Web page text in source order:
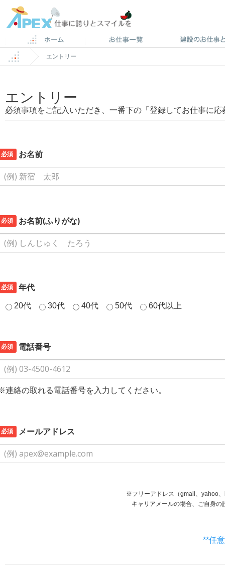
エントリー
エントリー
必須事項をご記入いただき、一番下の「登録してお仕事に
必須 お名前
必須 お名前(ふりがな)
必須 年代
20代 30代 40代 50代 60代以上
必須 電話番号
連絡の取れる電話番号を入力してください。
必須 メールアドレス
※フリーアドレス（gmail、yahoo
ャリアメールの場合、ご自身の設定等で受信で
**任